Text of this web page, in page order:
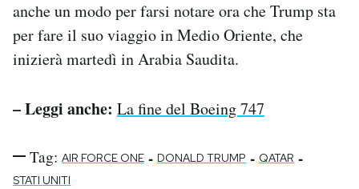
anche un modo per farsi notare ora che Trump sta
per fare il suo viaggio in Medio Oriente, che
inizierà martedì in Arabia Saudita.
– Leggi anche: La fine del Boeing 747
Tag: AIR FORCE ONE - DONALD TRUMP - QATAR -
STATI UNITI